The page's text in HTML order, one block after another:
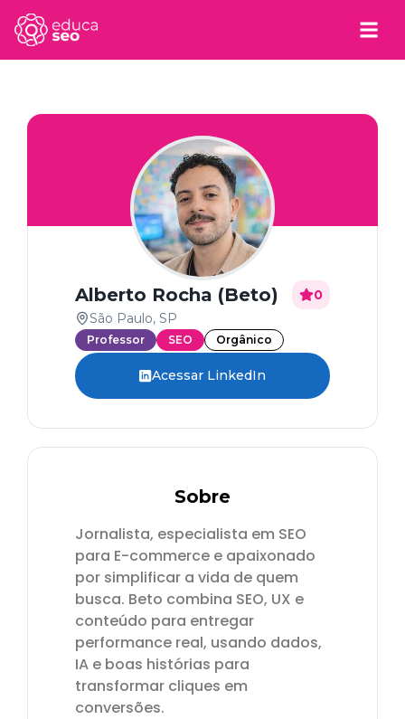
Alberto Rocha (Beto)
0
São Paulo, SP
Professor SEO Orgânico
Acessar LinkedIn
Sobre
Jornalista, especialista em SEO
para E-commerce e apaixonado
por simplificar a vida de quem
busca. Beto combina SEO, UX e
conteúdo para entregar
performance real, usando dados,
IA e boas histórias para
transformar cliques em
conversões.